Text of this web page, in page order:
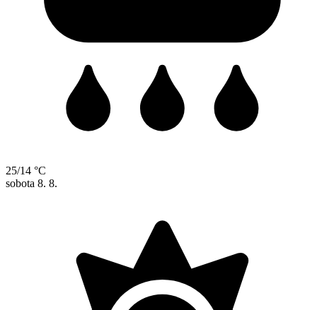
25/14 °C
sobota 8. 8.